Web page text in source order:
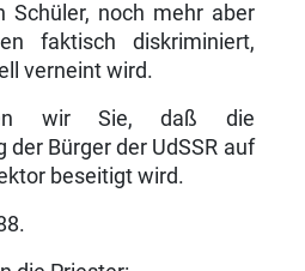
Schüler, noch mehr aber
faktisch diskriminiert,
verneint wird.
wir Sie, daß die
Bürger der UdSSR auf
beseitigt wird.